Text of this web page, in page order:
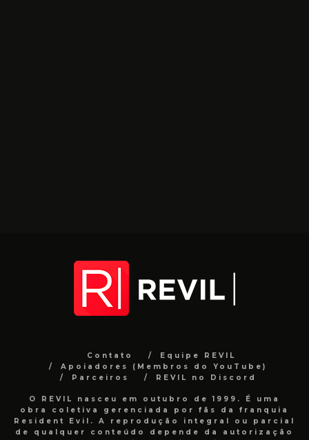
Contato
Equipe REVIL
Apoiadores (Membros do YouTube)
Parceiros
REVIL no Discord
O REVIL nasceu em outubro de 1999. É uma
obra coletiva gerenciada por fãs da franquia
Resident Evil. A reprodução integral ou parcial
de qualquer conteúdo depende da autorização